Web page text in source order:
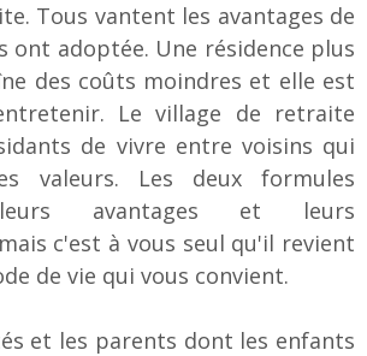
Tous vantent les avantages de
ont adoptée. Une résidence plus
des coûts moindres et elle est
Le village de retraite
de vivre entre voisins qui
valeurs. Les deux formules
avantages et leurs
c'est à vous seul qu'il revient
de vie qui vous convient.
et les parents dont les enfants